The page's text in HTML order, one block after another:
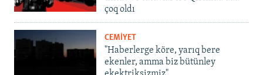
çoq oldı
CEMİYET
"Haberlerge köre, yarıq bere
ekenler, amma biz bütünley